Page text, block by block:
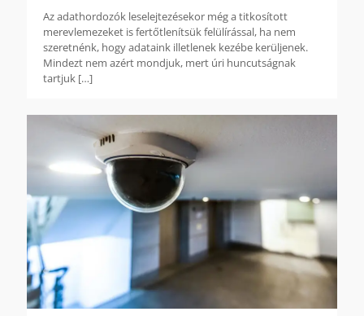
Az adathordozók leselejtezésekor még a titkosított
merevlemezeket is fertőtlenítsük felülírással, ha nem
szeretnénk, hogy adataink illetlenek kezébe kerüljenek.
Mindezt nem azért mondjuk, mert úri huncutságnak
tartjuk […]